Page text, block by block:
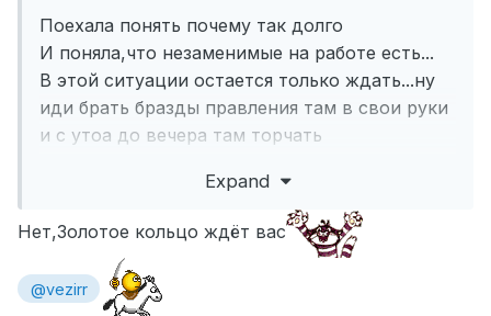
Поехала понять почему так долго
И поняла,что незаменимые на работе есть...
В этой ситуации остается только ждать...ну
иди брать бразды правления там в свои руки
и с утоа до вечера там торчать
Expand
Нет,Золотое кольцо ждёт вас
@vezirr